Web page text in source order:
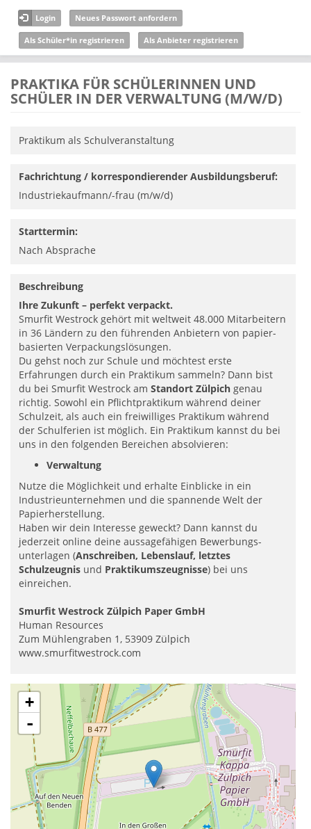
Direkt zum Inhalt
Login Neues Passwort anfordern
Als Schüler*in registrieren Als Anbieter registrieren
PRAKTIKA FÜR SCHÜLERINNEN UND
SCHÜLER IN DER VERWALTUNG (M/W/D)
Praktikum als Schulveranstaltung
Fachrichtung / korrespondierender Ausbildungsberuf:
Industriekaufmann/-frau (m/w/d)
Starttermin:
Nach Absprache
Beschreibung
Ihre Zukunft – perfekt verpackt.
Smurfit Westrock gehört mit weltweit 48.000 Mitarbeitern
in 36 Ländern zu den führenden Anbietern von papier­
basierten Verpackungslösungen.
Du gehst noch zur Schule und möchtest erste
Erfahrungen durch ein Praktikum sammeln? Dann bist
du bei Smurfit Westrock am Standort Zülpich genau
richtig. Sowohl ein Pflichtpraktikum während deiner
Schulzeit, als auch ein freiwilliges Praktikum während
der Schulferien ist möglich. Ein Praktikum kannst du bei
uns in den folgenden Bereichen absolvieren:
Verwaltung
Nutze die Möglichkeit und erhalte Einblicke in ein
Industrieunternehmen und die spannende Welt der
Papierherstellung.
Haben wir dein Interesse geweckt? Dann kannst du
jederzeit online deine aussage­fähigen Bewerbungs­
unterlagen (Anschreiben, Lebenslauf, letztes
Schulzeugnis und Praktikumszeugnisse) bei uns
einreichen.
Smurfit Westrock Zülpich Paper GmbH
Human Resources
Zum Mühlengraben 1, 53909 Zülpich
www.smurfitwestrock.com
+
-